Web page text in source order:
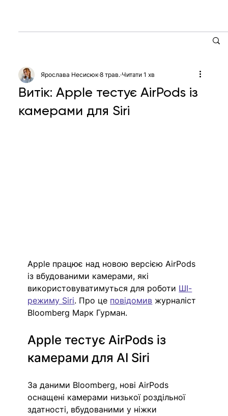
Витік: Apple тестує AirPods із
камерами для Siri
Ярослава Несисюк 8 трав. Читати 1 хв
Apple працює над новою версією AirPods
із вбудованими камерами, які
використовуватимуться для роботи ШІ-
режиму Siri. Про це повідомив журналіст
Bloomberg Марк Гурман.
Apple тестує AirPods із
камерами для AI Siri
За даними Bloomberg, нові AirPods
оснащені камерами низької роздільної
здатності, вбудованими у ніжки